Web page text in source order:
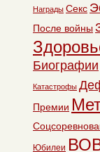
Награды Секс
После войны
Биографии
Катастрофы
Премии
Юбилеи